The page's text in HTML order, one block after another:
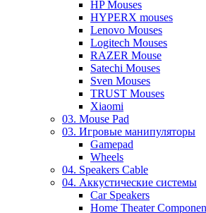
HP Mouses
HYPERX mouses
Lenovo Mouses
Logitech Mouses
RAZER Mouse
Satechi Mouses
Sven Mouses
TRUST Mouses
Xiaomi
03. Mouse Pad
03. Игровые манипуляторы
Gamepad
Wheels
04. Speakers Cable
04. Аккустические системы
Car Speakers
Home Theater